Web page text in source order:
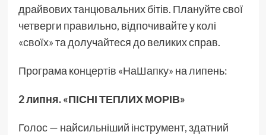
драйвових танцювальних бітів. Плануйте свої
четверги правильно, відпочивайте у колі
«своїх» та долучайтеся до великих справ.
Програма концертів «НаШапку» на липень:
2 липня. «ПІСНІ ТЕПЛИХ МОРІВ»
Голос — найсильніший інструмент, здатний